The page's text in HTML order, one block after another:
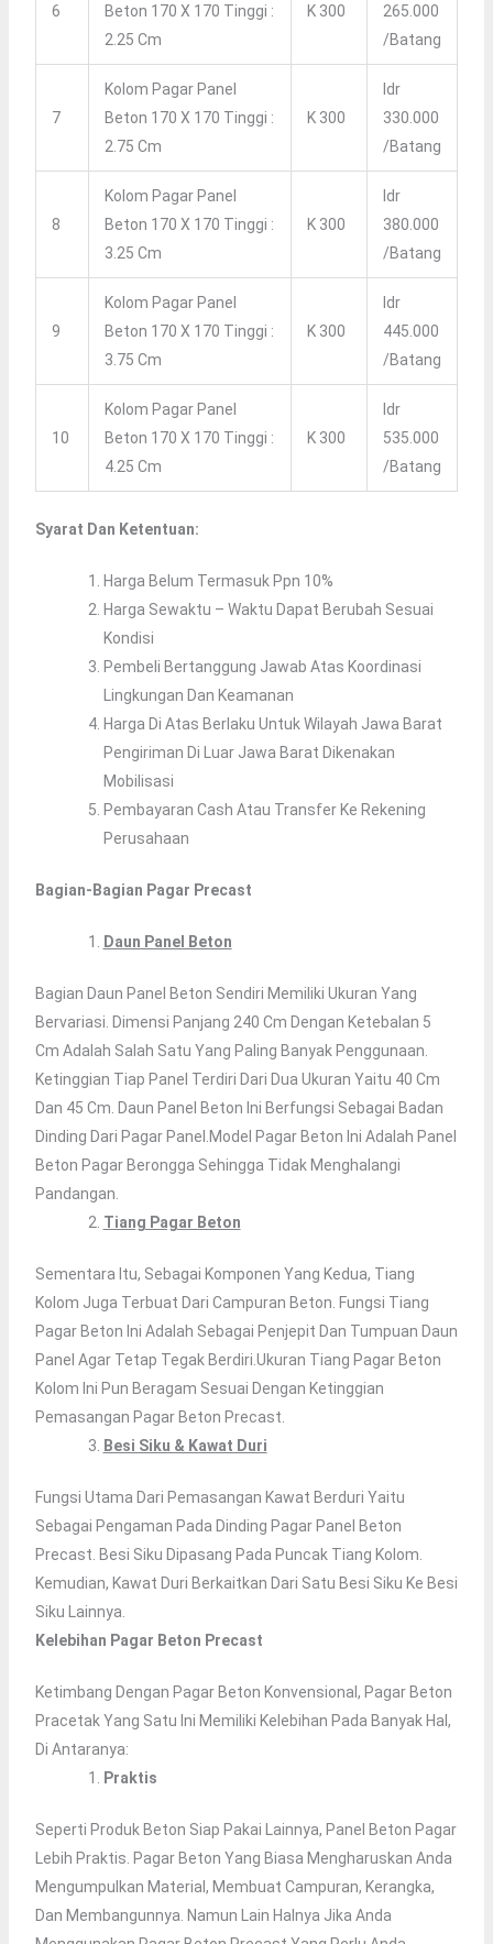
6
Beton 170 X 170 Tinggi :
2.25 Cm
K 300
265.000
/batang
7
Kolom Pagar Panel
Beton 170 X 170 Tinggi :
2.75 Cm
K 300
Idr
330.000
/batang
8
Kolom Pagar Panel
Beton 170 X 170 Tinggi :
3.25 Cm
K 300
Idr
380.000
/batang
9
Kolom Pagar Panel
Beton 170 X 170 Tinggi :
3.75 Cm
K 300
Idr
445.000
/batang
10
Kolom Pagar Panel
Beton 170 X 170 Tinggi :
4.25 Cm
K 300
Idr
535.000
/batang
Syarat Dan Ketentuan:
Harga Belum Termasuk Ppn 10%
Harga Sewaktu – Waktu Dapat Berubah Sesuai
Kondisi
Pembeli Bertanggung Jawab Atas Koordinasi
Lingkungan Dan Keamanan
Harga Di Atas Berlaku Untuk Wilayah Jawa Barat
Pengiriman Di Luar Jawa Barat Dikenakan
Mobilisasi
Pembayaran Cash Atau Transfer Ke Rekening
Perusahaan
Bagian-Bagian Pagar Precast
Daun Panel Beton
Bagian Daun Panel Beton Sendiri Memiliki Ukuran Yang
Bervariasi. Dimensi Panjang 240 Cm Dengan Ketebalan 5
Cm Adalah Salah Satu Yang Paling Banyak Penggunaan.
Ketinggian Tiap Panel Terdiri Dari Dua Ukuran Yaitu 40 Cm
Dan 45 Cm. Daun Panel Beton Ini Berfungsi Sebagai Badan
Dinding Dari Pagar Panel.Model Pagar Beton Ini Adalah Panel
Beton Pagar Berongga Sehingga Tidak Menghalangi
Pandangan.
Tiang Pagar Beton
Sementara Itu, Sebagai Komponen Yang Kedua, Tiang
Kolom Juga Terbuat Dari Campuran Beton. Fungsi Tiang
Pagar Beton Ini Adalah Sebagai Penjepit Dan Tumpuan Daun
Panel Agar Tetap Tegak Berdiri.Ukuran Tiang Pagar Beton
Kolom Ini Pun Beragam Sesuai Dengan Ketinggian
Pemasangan Pagar Beton Precast.
Besi Siku & Kawat Duri
Fungsi Utama Dari Pemasangan Kawat Berduri Yaitu
Sebagai Pengaman Pada Dinding Pagar Panel Beton
Precast. Besi Siku Dipasang Pada Puncak Tiang Kolom.
Kemudian, Kawat Duri Berkaitkan Dari Satu Besi Siku Ke Besi
Siku Lainnya.
Kelebihan Pagar Beton Precast
Ketimbang Dengan Pagar Beton Konvensional, Pagar Beton
Pracetak Yang Satu Ini Memiliki Kelebihan Pada Banyak Hal,
Di Antaranya:
Praktis
Seperti Produk Beton Siap Pakai Lainnya, Panel Beton Pagar
Lebih Praktis. Pagar Beton Yang Biasa Mengharuskan Anda
Mengumpulkan Material, Membuat Campuran, Kerangka,
Dan Membangunnya. Namun Lain Halnya Jika Anda